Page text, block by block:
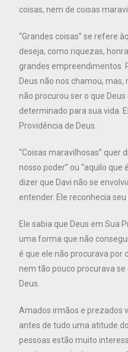
coisas, nem de coisas
“Grandes coisas” se refere
deseja, como riquezas,
grandes empreendimentos.
Deus não nos chamou,
não procurou ser o que
determinado para sua vida.
Providência de Deus.
“Coisas maravilhosas” quer
nosso poder” ou “aquilo que
dizer que Davi não se
entender. Ele reconhecia seu
Ele sabia que Deus em Sua
uma forma que não
é que ele não procurava por
nem tão pouco procurava
Deus.
Amados irmãos e prezados
antes de tudo uma atitude
pessoas estão muito